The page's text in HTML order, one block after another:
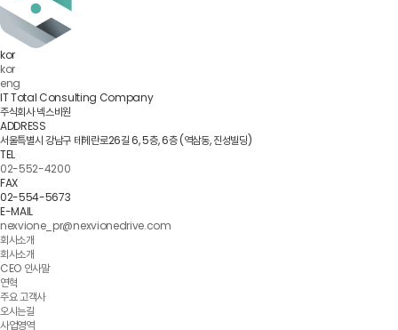
kor
kor
eng
IT Total Consulting Company
주식회사 넥스비원
ADDRESS
서울특별시 강남구 테헤란로26길 6, 5층, 6층 (역삼동, 진성빌딩)
TEL
02-552-4200
FAX
02-554-5673
E-MAIL
nexvione_pr@nexvionedrive.com
회사소개
회사소개
CEO 인사말
연혁
주요 고객사
오시는길
사업영역